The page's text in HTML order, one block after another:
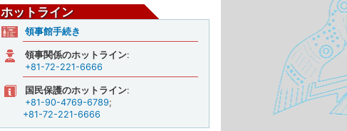
ホットライン
領事館手続き
領事関係のホットライン:
+81-72-221-6666
国民保護のホットライン:
+81-90-4769-6789;
+81-72-221-6666